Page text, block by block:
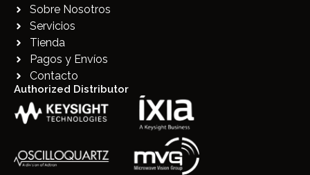
Sobre Nosotros
Servicios
Tienda
Pagos y Envíos
Contacto
Authorized Distributor